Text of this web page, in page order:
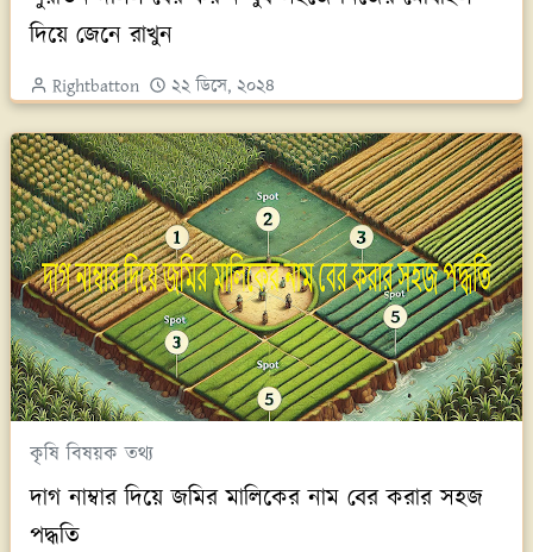
দিয়ে জেনে রাখুন
Rightbatton ২২ ডিসে, ২০২৪
কৃষি বিষয়ক তথ্য
দাগ নাম্বার দিয়ে জমির মালিকের নাম বের করার সহজ
পদ্ধতি